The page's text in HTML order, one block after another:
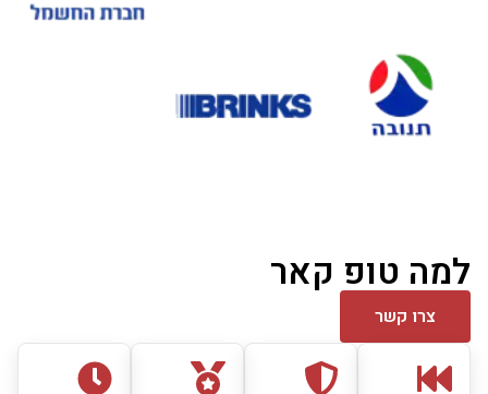
למה טופ קאר
צרו קשר